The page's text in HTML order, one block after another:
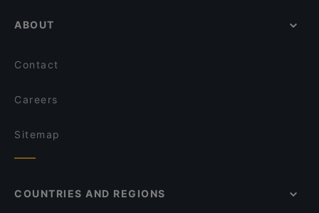
ABOUT
Contact
Careers
Sitemap
COUNTRIES AND REGIONS